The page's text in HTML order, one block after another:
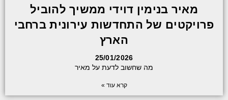
מאיר בנימין דוידי ממשיך להוביל
פרויקטים של התחדשות עירונית ברחבי
הארץ
25/01/2026
מה שחשוב לדעת על מאיר
קרא עוד »